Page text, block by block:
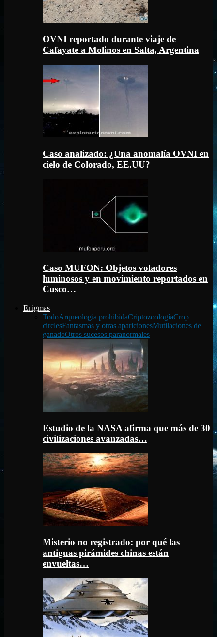
OVNI reportado durante viaje de
Cafayate a Molinos en Salta, Argentina
Caso analizado: ¿Una anomalía OVNI en
cielo de Colorado, EE.UU?
Caso MUFON: Objetos voladores
luminosos y en movimiento reportados en
Cusco…
Enigmas
TodoArqueología prohibidaCriptozoologíaCrop
circlesFantasmas y otras aparicionesMutilaciones de
ganadoOtros sucesos paranormales
Estudio de la NASA afirma que más de 30
civilizaciones avanzadas…
Misterio no registrado: por qué las
antiguas pirámides chinas están
envueltas…